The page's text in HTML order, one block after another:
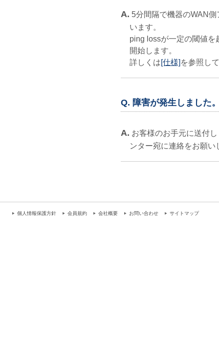
A. 5分間隔で機器のWAN
います。
ping lossが一定の閾値
開始します。
詳しくは[仕様]を参照し
Q. 障害が発生しました
A. お客様のお手元に送付
ンター宛に連絡をお願い
個人情報保護方針 会員規約 会社概要 お問い合わせ サイトマップ